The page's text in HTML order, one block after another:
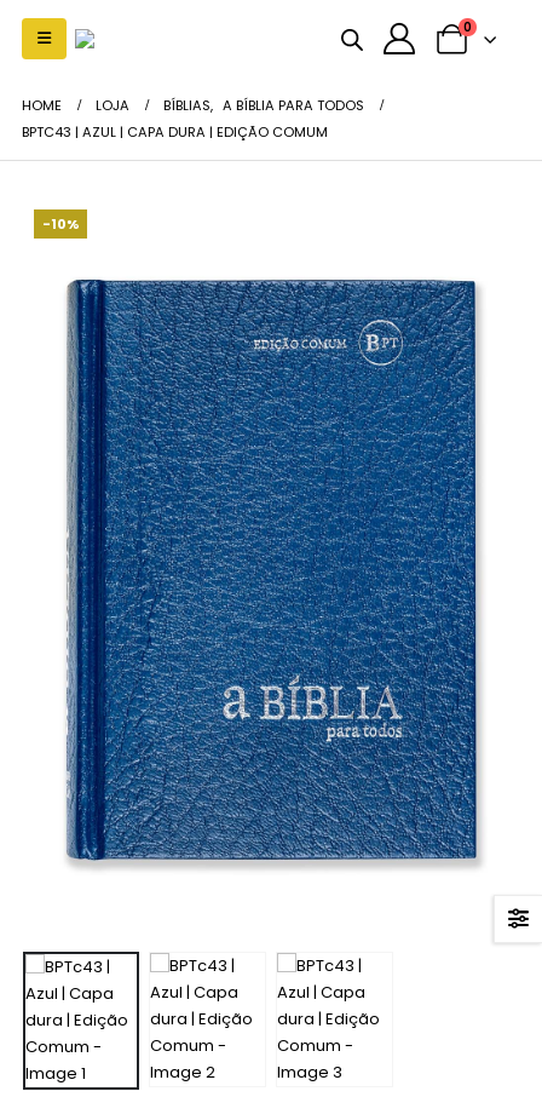
0
HOME LOJA BÍBLIAS, A BÍBLIA PARA TODOS
BPTC43 | AZUL | CAPA DURA | EDIÇÃO COMUM
-10%